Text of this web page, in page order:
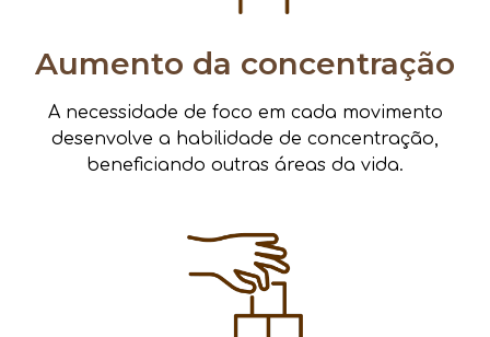
Aumento da concentração
A necessidade de foco em cada movimento
desenvolve a habilidade de concentração,
beneficiando outras áreas da vida.